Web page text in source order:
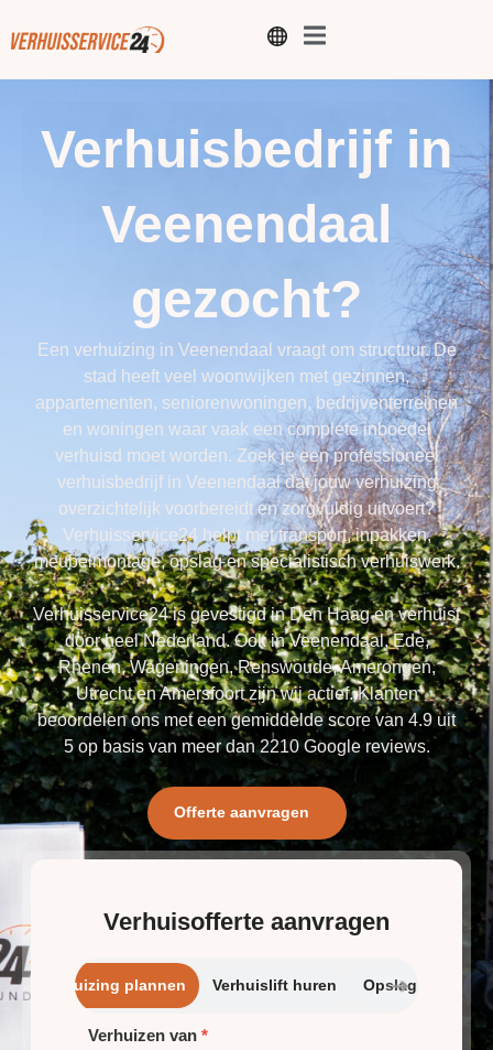
Verhuisbedrijf in
Veenendaal
gezocht?
Een verhuizing in Veenendaal vraagt om structuur. De
stad heeft veel woonwijken met gezinnen,
appartementen, seniorenwoningen, bedrijventerreinen
en woningen waar vaak een complete inboedel
verhuisd moet worden. Zoek je een professioneel
verhuisbedrijf in Veenendaal dat jouw verhuizing
overzichtelijk voorbereidt en zorgvuldig uitvoert?
Verhuisservice24 helpt met transport, inpakken,
meubelmontage, opslag en specialistisch verhuiswerk.
Verhuisservice24 is gevestigd in Den Haag en verhuist
door heel Nederland. Ook in Veenendaal, Ede,
Rhenen, Wageningen, Renswoude, Amerongen,
Utrecht en Amersfoort zijn wij actief. Klanten
beoordelen ons met een gemiddelde score van 4.9 uit
5 op basis van meer dan 2210 Google reviews.
Offerte aanvragen
Verhuisofferte aanvragen
Verhuizing plannen Verhuislift huren
VERHUIZING
Verhuizen van *
➔